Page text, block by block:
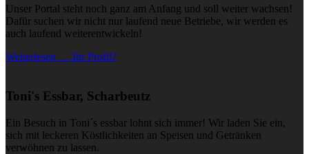
Unser Portal steht noch ganz am Anfang und soll weiter wachsen!
Dafür suchen wir nicht nur laufend neue Betriebe, wir werden es
auch laufend weiterentwickeln!
Weiterlesen … Ihr Profil?
Toni's Essbar, Scharbeutz
Ein Besuch in Toni´s essbar lohnt sich immer! Wir laden Sie ein,
sich mit leckeren Köstlichkeiten an Speisen und Getränken
verwöhnen zu lassen.